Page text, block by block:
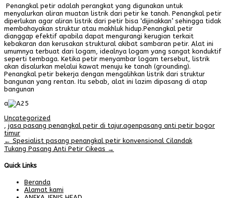
Penangkal petir adalah perangkat yang digunakan untuk
menyalurkan aliran muatan listrik dari petir ke tanah. Penangkal petir
diperlukan agar aliran listrik dari petir bisa ‘dijinakkan’ sehingga tidak
membahayakan struktur atau makhluk hidup.Penangkal petir
dianggap efektif apabila dapat mengurangi kerugian terkait
kebakaran dan kerusakan struktural akibat sambaran petir. Alat ini
umumnya terbuat dari logam, idealnya logam yang sangat konduktif
seperti tembaga. Ketika petir menyambar logam tersebut, listrik
akan disalurkan melalui kawat menuju ke tanah (grounding).
Penangkal petir bekerja dengan mengalihkan listrik dari struktur
bangunan yang rentan. Itu sebab, alat ini lazim dipasang di atap
bangunan
a
Uncategorized
, jasa pasang penangkal petir di tajur.agenpasang anti petir bogor
timur
Post
navigation
← Spesialist pasang penangkal petir konvensional Cilandak
Tukang Pasang Anti Petir Cikeas →
Quick Links
Beranda
Alamat kami